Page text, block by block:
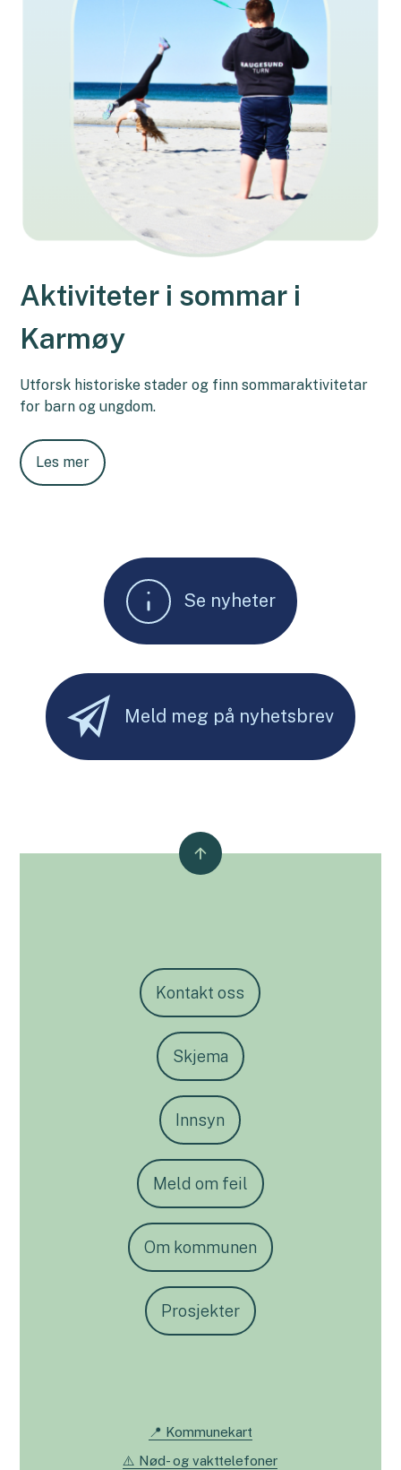
Aktiviteter i sommar i
Karmøy
Utforsk historiske stader og finn sommaraktivitetar
for barn og ungdom.
Les mer
Se nyheter
Meld meg på nyhetsbrev
Kontakt oss
Skjema
Innsyn
Meld om feil
Om kommunen
Prosjekter
📍 Kommunekart
⚠️ Nød- og vakttelefoner